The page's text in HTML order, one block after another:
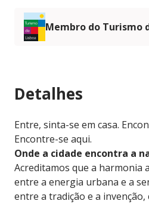
Membro do Turismo
Detalhes
Entre, sinta-se em casa.
Encontre-se aqui.
Onde a cidade encontra a
Acreditamos que a harmonia
entre a energia urbana e a
entre a tradição e a